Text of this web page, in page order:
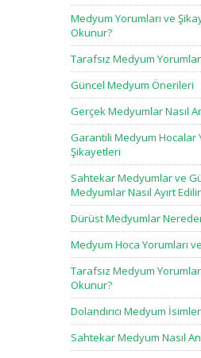
Medyum Yorumları ve
Okunur?
Tarafsız Medyum
Güncel Medyum Önerileri
Gerçek Medyumlar Nasıl
Garantili Medyum Hocalar
Şikayetleri
Sahtekar Medyumlar ve
Medyumlar Nasıl Ayırt
Dürüst Medyumlar
Medyum Hoca Yorumları
Tarafsız Medyum
Okunur?
Dolandırıcı Medyum
Sahtekar Medyum Nasıl